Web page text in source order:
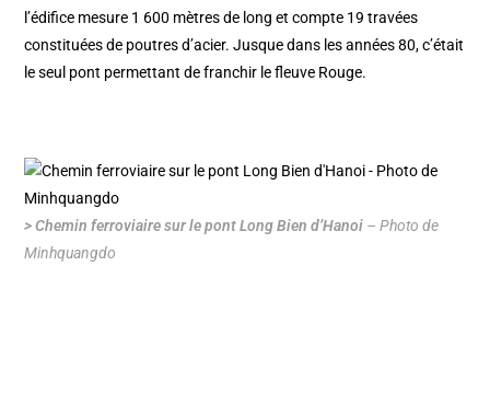
l’édifice mesure 1 600 mètres de long et compte 19 travées
constituées de poutres d’acier. Jusque dans les années 80, c’était
le seul pont permettant de franchir le fleuve Rouge.
> Chemin ferroviaire sur le pont Long Bien d’Hanoi – Photo de
Minhquangdo